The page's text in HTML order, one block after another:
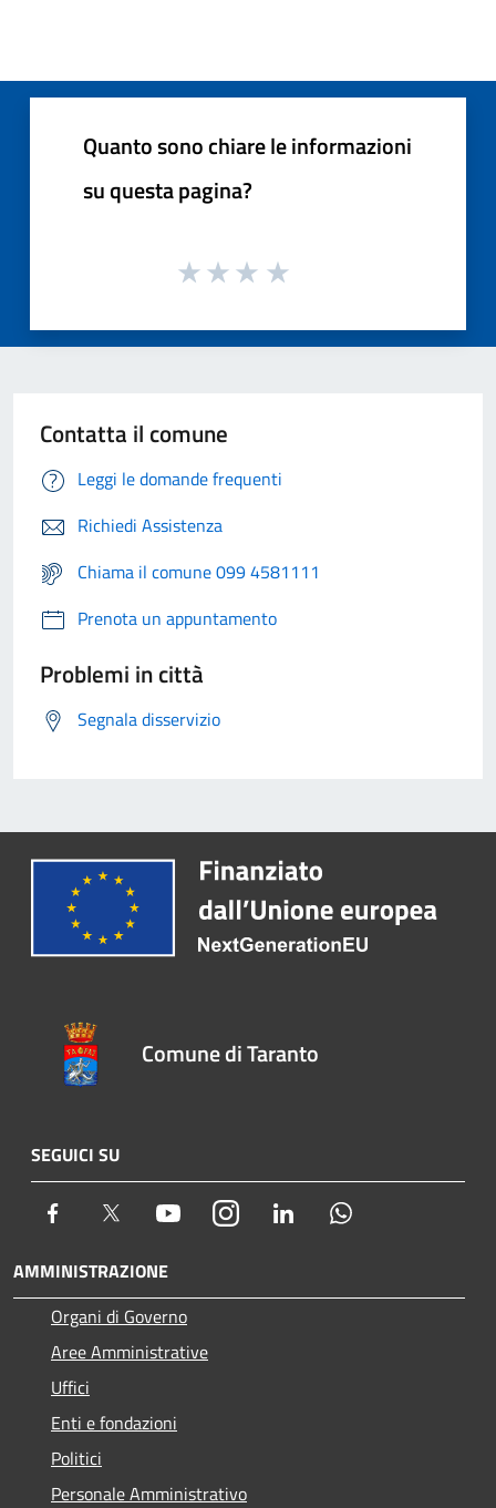
Quanto sono chiare le informazioni
su questa pagina?
Contatta il comune
Leggi le domande frequenti
Richiedi Assistenza
Chiama il comune 099 4581111
Prenota un appuntamento
Problemi in città
Segnala disservizio
Comune di Taranto
SEGUICI SU
Facebook Twitter YoutubeInstagram LinkedIn
AMMINISTRAZIONE
Organi di Governo
Aree Amministrative
Uffici
Enti e fondazioni
Politici
Personale Amministrativo